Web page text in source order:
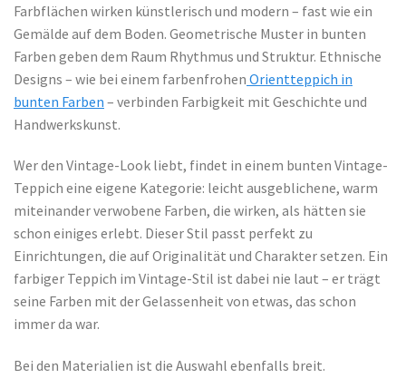
Farbflächen wirken künstlerisch und modern – fast wie ein
Gemälde auf dem Boden. Geometrische Muster in bunten
Farben geben dem Raum Rhythmus und Struktur. Ethnische
Designs – wie bei einem farbenfrohen Orientteppich in
bunten Farben – verbinden Farbigkeit mit Geschichte und
Handwerkskunst.
Wer den Vintage-Look liebt, findet in einem bunten Vintage-
Teppich eine eigene Kategorie: leicht ausgeblichene, warm
miteinander verwobene Farben, die wirken, als hätten sie
schon einiges erlebt. Dieser Stil passt perfekt zu
Einrichtungen, die auf Originalität und Charakter setzen. Ein
farbiger Teppich im Vintage-Stil ist dabei nie laut – er trägt
seine Farben mit der Gelassenheit von etwas, das schon
immer da war.
Bei den Materialien ist die Auswahl ebenfalls breit.